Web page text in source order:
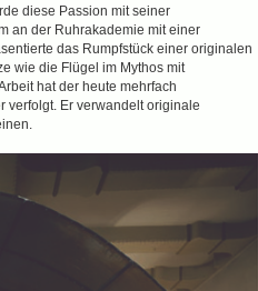
diese Passion mit seiner
an der Ruhrakademie mit einer
das Rumpfstück einer originalen
wie die Flügel im Mythos mit
hat der heute mehrfach
verfolgt. Er verwandelt originale